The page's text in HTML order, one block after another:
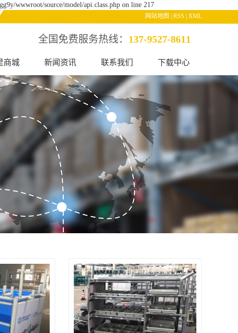
wwwroot/source/model/api.class.php on line 217
网站地图 RSS XML
全国免费服务热线： 137-9527-8611
商城 新闻资讯 联系我们 下载中心